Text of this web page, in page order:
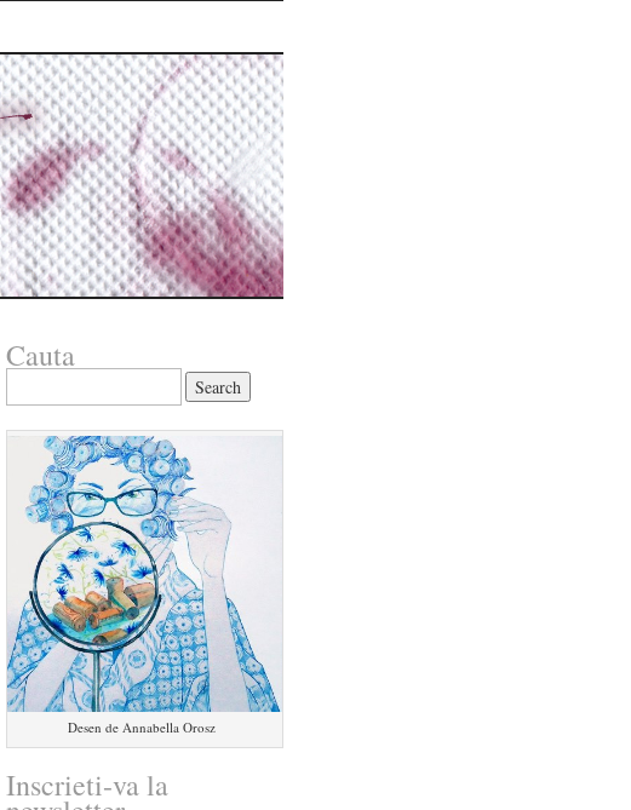
Cauta
Desen de Annabella Orosz
Inscrieti-va la